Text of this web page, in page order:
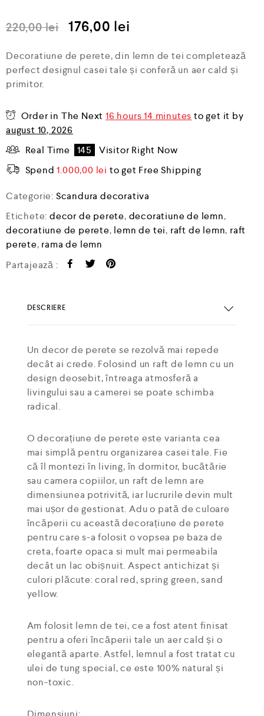
a
l
a
t
l
a
i
5
220,00lei 176,00 lei
Decoratiune de perete, din lemn de tei completează
perfect designul casei tale și conferă un aer cald și
primitor.
Order in The Next16 hours 14 minutes to get it by
august 10, 2026
Real Time
145
Visitor Right Now
Spend1.000,00 lei to get Free Shipping
Categorie: Scandura decorativa
Etichete:decor de perete, decoratiune de lemn,
decoratiune de perete, lemn de tei, raft de lemn, raft
perete, rama de lemn
Partajează :
DESCRIERE
Un decor de perete se rezolvă mai repede
decât ai crede. Folosind un raft de lemn cu un
design deosebit, întreaga atmosferă a
livingului sau a camerei se poate schimba
radical.
O decorațiune de perete este varianta cea
mai simplă pentru organizarea casei tale. Fie
că îl montezi în living, în dormitor, bucătărie
sau camera copiilor, un raft de lemn are
dimensiunea potrivită, iar lucrurile devin mult
mai ușor de gestionat. Adu o pată de culoare
încăperii cu această decorațiune de perete
pentru care s-a folosit o vopsea pe baza de
creta, foarte opaca si mult mai permeabila
decât un lac obișnuit. Aspect antichizat și
culori plăcute: coral red, spring green, sand
yellow.
Am folosit lemn de tei, ce a fost atent finisat
pentru a oferi încăperii tale un aer cald și o
elegantă aparte. Astfel, lemnul a fost tratat cu
ulei de tung special, ce este 100% natural și
non-toxic.